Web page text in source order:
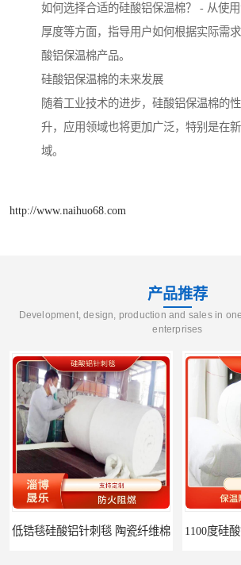
如何选择合适的硅酸铝保温棉？ - 从使用
厚度等方面，指导用户如何根据实际需
酸铝保温棉产品。
硅酸铝保温棉的未来发展
随着工业技术的进步，硅酸铝保温棉的
升，应用领域也将更加广泛，特别是在
域。
http://www.naihuo68.com
产品推荐
Development, design, production and sales in
enterprises
1100度硅酸铝针刺毯 硅酸铝纤维毡